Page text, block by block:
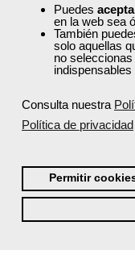
Puedes
en la web sea
También
solo aquellas
no
Consulta nuestra
Política de privacidad
Permitir
Quiénes
Especialistas en
Nuestro objetivo
conseguir tus metas